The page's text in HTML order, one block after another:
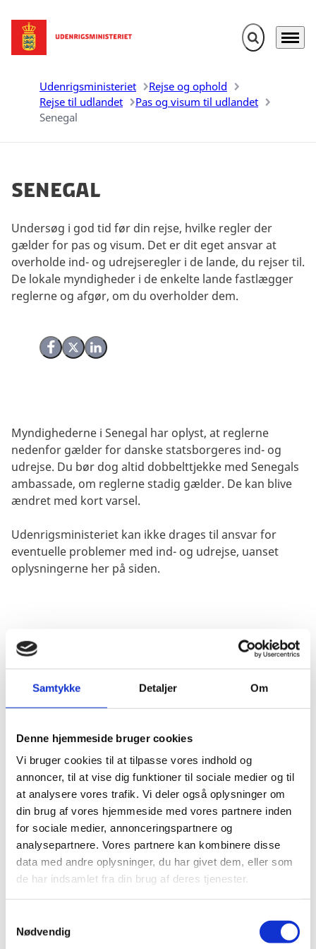
Samtykke Detaljer Om
Denne hjemmeside bruger cookies
Vi bruger cookies til at tilpasse vores indhold og
annoncer, til at vise dig funktioner til sociale medier og til
at analysere vores trafik. Vi deler også oplysninger om
din brug af vores hjemmeside med vores partnere inden
for sociale medier, annonceringspartnere og
analysepartnere. Vores partnere kan kombinere disse
data med andre oplysninger, du har givet dem, eller som
de har indsamlet fra din brug af deres tjenester.
Nødvendig
Gå til forsiden Fold søgefelt
Menu
Udenrigsministeriet
Rejse og ophold
Rejse til udlandet
Pas og visum til udlandet
Senegal
Senegal
Del på Facebook
Del på X (Twitter)
Del på LinkedIn
Undersøg i god tid før din rejse, hvilke regler der
gælder for pas og visum. Det er dit eget ansvar at
overholde ind- og udrejseregler i de lande, du rejser til.
De lokale myndigheder i de enkelte lande fastlægger
reglerne og afgør, om du overholder dem.
Myndighederne i Senegal har oplyst, at reglerne
nedenfor gælder for danske statsborgeres ind- og
udrejse. Du bør dog altid dobbelttjekke med Senegals
ambassade, om reglerne stadig gælder. De kan blive
ændret med kort varsel.
Udenrigsministeriet kan ikke drages til ansvar for
eventuelle problemer med ind- og udrejse, uanset
oplysningerne her på siden.
Visum
Visumfri (ophold i maks. 90 dage).
(pas skal være i en god stand).
Danske forlængede pas anerkendes. Passet skal
have en gyldighed på 6 måneder ved udrejse.
Danske nødpas (provisoriske pas) anerkendes ved
udrejse.
EU-nødpas: Ingen information tilgængelig. Kontakt
den senegalesiske ambassade for nærmere
oplysning.
rejsen anerkender et dansk nødpas eller et EU-